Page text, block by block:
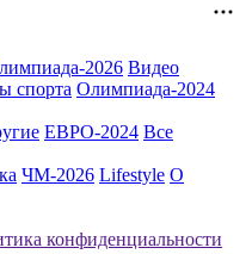
2026 Видео
спорта Олимпиада-2024
ЕВРО-2024 Все
ЧМ-2026 Lifestyle О
конфиденциальности